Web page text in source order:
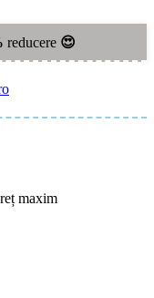
reducere 😍
maxim